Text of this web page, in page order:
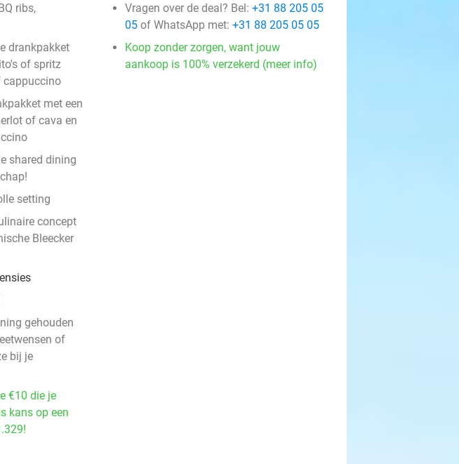
ribs,
drankpakket
of spritz
cappuccino
met een
of cava en
shared dining
setting
concept
Bleecker
gehouden
of
bij je
€10 die je
kans op een
Vragen over de deal? Bel: +31 88 205 05
05 of WhatsApp met: +31 88 205 05 05
Koop zonder zorgen, want jouw
aankoop is 100% verzekerd (meer info)